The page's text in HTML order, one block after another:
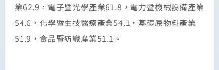
業62.9，電子暨光學產業61.8，電力暨機械設備產業
54.6，化學暨生技醫療產業54.1，基礎原物料產業
51.9，食品暨紡織產業51.1。